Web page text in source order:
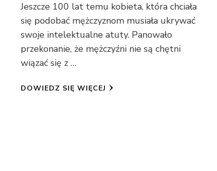
Jeszcze 100 lat temu kobieta, która chciała
się podobać mężczyznom musiała ukrywać
swoje intelektualne atuty. Panowało
przekonanie, że mężczyźni nie są chętni
wiązać się z …
DOWIEDZ SIĘ WIĘCEJ